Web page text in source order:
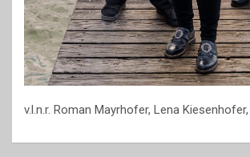
v.l.n.r. Roman Mayrhofer, Lena